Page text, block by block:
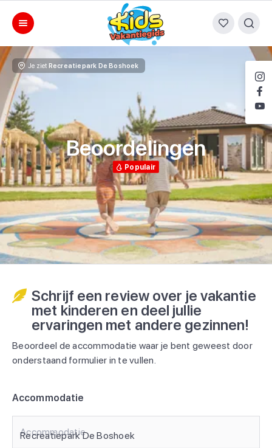
Beoordelingen
Populair
Je ziet Recreatiepark De Boshoek
Schrijf een review over je vakantie
met kinderen en deel jullie
ervaringen met andere gezinnen!
Beoordeel de accommodatie waar je bent geweest door
onderstaand formulier in te vullen.
Accommodatie
Accommodatie